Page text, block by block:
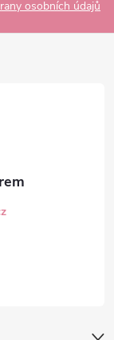
osobních údajů